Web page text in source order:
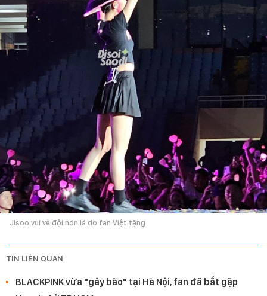
Jisoo vui vẻ đội nón lá do fan Việt tặng
TIN LIÊN QUAN
BLACKPINK vừa "gây bão" tại Hà Nội, fan đã bắt gặp